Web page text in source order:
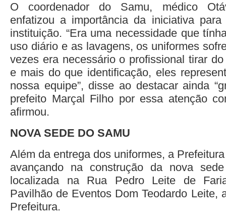
O coordenador do Samu, médico
enfatizou a importância da iniciativa
instituição. “Era uma necessidade que
uso diário e as lavagens, os uniformes
vezes era necessário o profissional tirar
e mais do que identificação, eles
nossa equipe”, disse ao destacar ainda
prefeito Marçal Filho por essa atenção
afirmou.
NOVA SEDE DO SAMU
Além da entrega dos uniformes, a
avançando na construção da nova
localizada na Rua Pedro Leite de
Pavilhão de Eventos Dom Teodardo Leite,
Prefeitura.